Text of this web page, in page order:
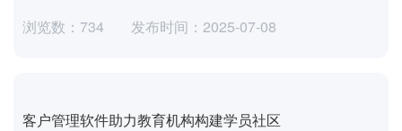
浏览数：734 发布时间：2025-07-08
客户管理软件助力教育机构构建学员社区